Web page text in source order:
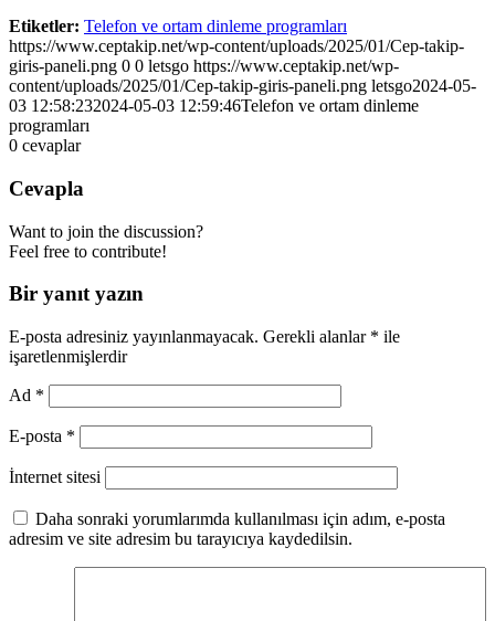
Etiketler: Telefon ve ortam dinleme programları
https://www.ceptakip.net/wp-content/uploads/2025/01/Cep-takip-
giris-paneli.png 0 0 letsgo https://www.ceptakip.net/wp-
content/uploads/2025/01/Cep-takip-giris-paneli.png letsgo2024-05-
03 12:58:232024-05-03 12:59:46Telefon ve ortam dinleme
programları
0 cevaplar
Cevapla
Want to join the discussion?
Feel free to contribute!
Bir yanıt yazın
E-posta adresiniz yayınlanmayacak. Gerekli alanlar * ile
işaretlenmişlerdir
Ad *
E-posta *
İnternet sitesi
Daha sonraki yorumlarımda kullanılması için adım, e-posta
adresim ve site adresim bu tarayıcıya kaydedilsin.